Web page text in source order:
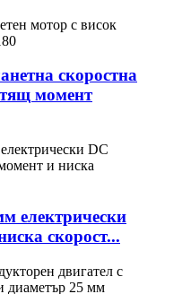
скоростна
момент
електрически
скорост...